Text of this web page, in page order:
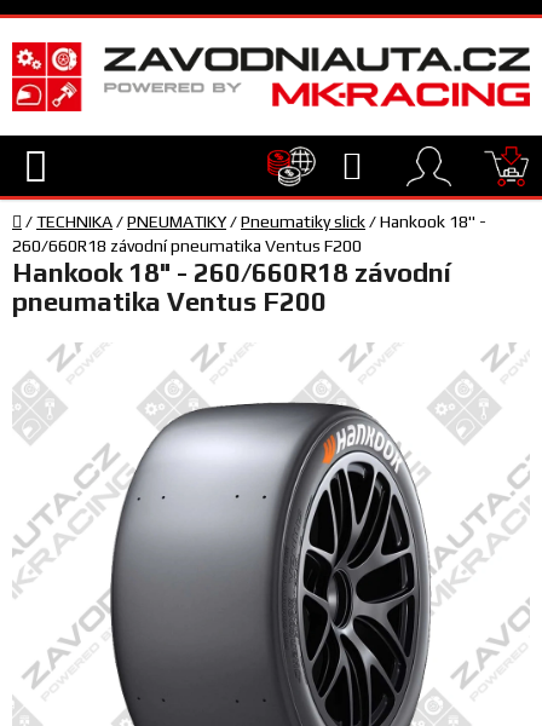
Přejít
na
obsah
Hledat
TECHNIKA
VYBAVENÍ
JEZDEC
TÝM
SERVIS
FANOUŠCI
Profil
firmy
Domů
/TECHNIKA/PNEUMATIKY/Pneumatiky slick/Hankook 18" -
260/660R18 závodní pneumatika Ventus F200
Hankook 18" - 260/660R18 závodní
pneumatika Ventus F200